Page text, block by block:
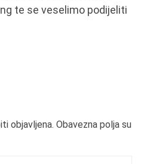
te se veselimo podijeliti
objavljena. Obavezna polja su